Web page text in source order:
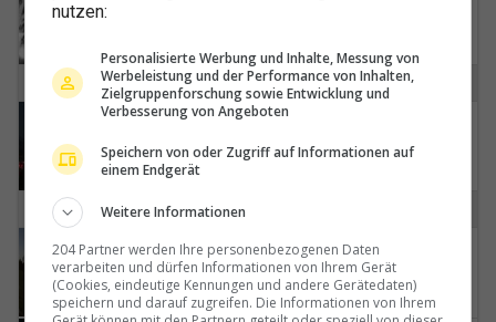
Reichenbach im Kandertal › Südwesten
Saanen: Maison Hornberg
nutzen:
Personalisierte Werbung und Inhalte, Messung von
Werbeleistung und der Performance von Inhalten,
Zielgruppenforschung sowie Entwicklung und
Verbesserung von Angeboten
Speichern von oder Zugriff auf Informationen auf
einem Endgerät
Weitere Informationen
204 Partner werden Ihre personenbezogenen Daten
verarbeiten und dürfen Informationen von Ihrem Gerät
(Cookies, eindeutige Kennungen und andere Gerätedaten)
speichern und darauf zugreifen. Die Informationen von Ihrem